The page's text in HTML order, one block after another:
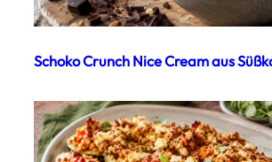
Schoko Crunch Nice Cream aus